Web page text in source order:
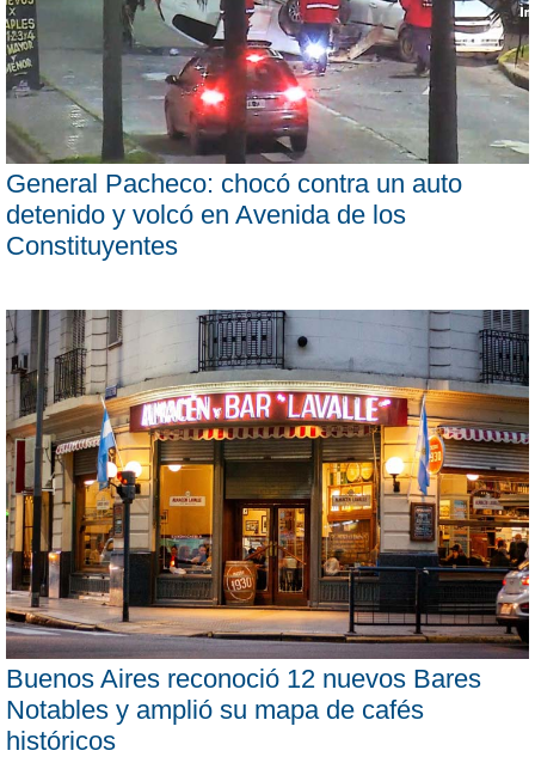
General Pacheco: chocó contra un auto
detenido y volcó en Avenida de los
Constituyentes
Buenos Aires reconoció 12 nuevos Bares
Notables y amplió su mapa de cafés
históricos